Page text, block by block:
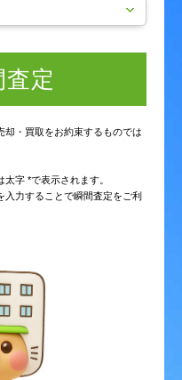
定
却・買取をお約束するものでは
字 *で表示されます。
入力することで瞬間査定をご利